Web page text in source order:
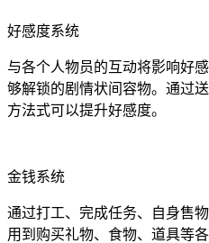
好感度系统
与各个人物员的互动将影响好
够解锁的剧情状间容物。通过
方法式可以提升好感度。
金钱系统
通过打工、完成任务、自身售
用到购买礼物、食物、道具等各